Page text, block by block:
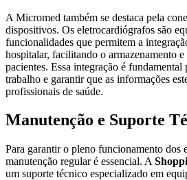
A Micromed também se destaca pela
dispositivos. Os eletrocardiógrafos são
funcionalidades que permitem a
hospitalar, facilitando o armazenamento e
pacientes. Essa integração é
trabalho e garantir que as informações
profissionais de saúde.
Manutenção e Suporte
Para garantir o pleno funcionamento dos
manutenção regular é essencial. A
um suporte técnico especializado em